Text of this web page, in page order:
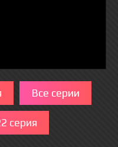
Все серии
серия